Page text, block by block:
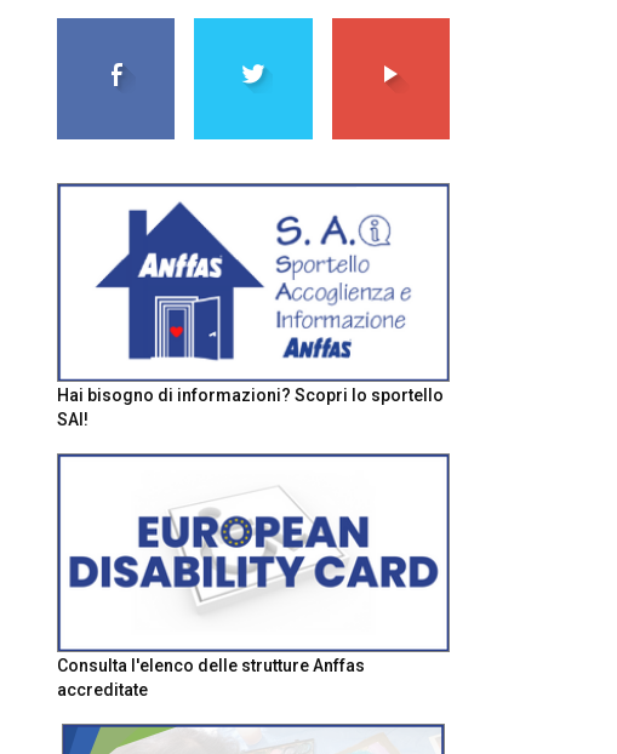
Hai bisogno di informazioni? Scopri lo sportello
SAI!
Consulta l'elenco delle strutture Anffas
accreditate